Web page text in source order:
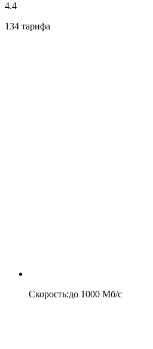
4.4
134 тарифа
Скорость:до 1000 Мб/c